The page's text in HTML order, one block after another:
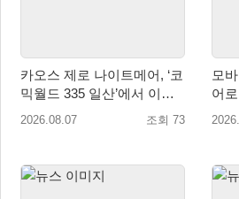
카오스 제로 나이트메어, ‘코
믹월드 335 일산’에서 이용
자 소통 예고
2026.08.07 조회 73
모
어
입